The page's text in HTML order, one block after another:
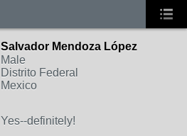
Salvador Mendoza López
Male
Distrito Federal
Mexico
Yes--definitely!